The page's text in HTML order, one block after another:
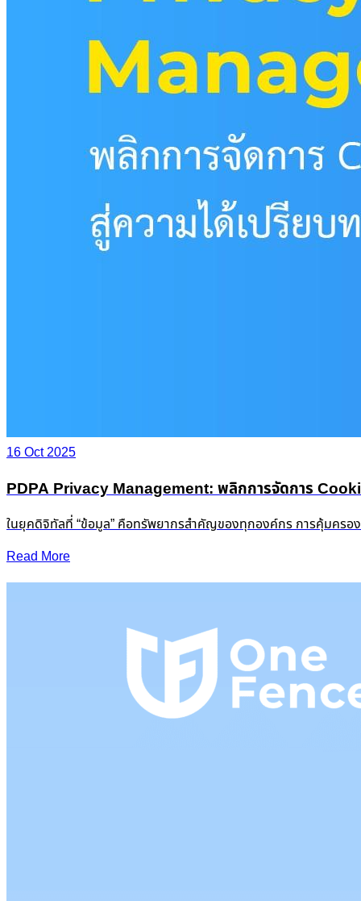
16 Oct 2025
PDPA Privacy Management: พลิกการจัดการ
ในยุคดิจิทัลที่ “ข้อมูล” คือทรัพยากรสำคัญของทุกองค์กร การคุ้มครอ
Read More